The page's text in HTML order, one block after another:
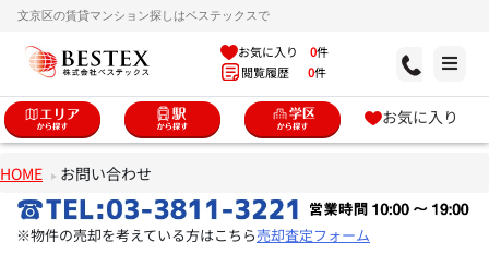
文京区の賃貸マンション探しはベステックスで
お気に入り 0件
閲覧履歴 0件
お気に入り
HOME お問い合わせ
※物件の売却を考えている方はこちら売却査定フォーム